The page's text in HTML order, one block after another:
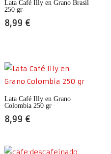
Lata Café Illy en Grano Brasil
250 gr
8,99 €
Lata Café Illy en Grano
Colombia 250 gr
8,99 €